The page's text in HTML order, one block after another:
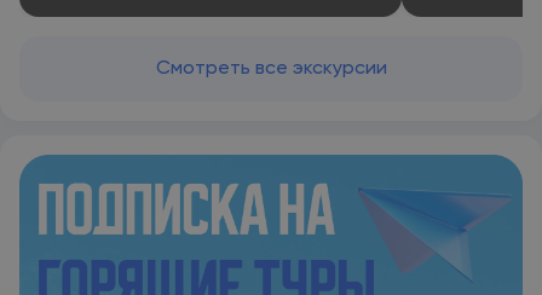
Смотреть все экскурсии